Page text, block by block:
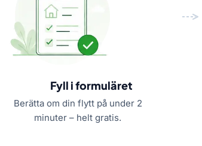
Fyll i formuläret
Berätta om din flytt på under 2
minuter – helt gratis.